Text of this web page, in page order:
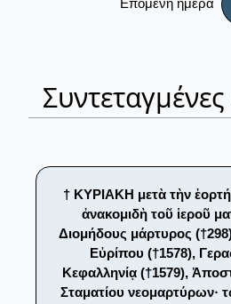
Επόμενη ημέρα
† ΚΥΡΙΑΚΗ μετὰ τὴν
ἀνακομιδὴ τοῦ ἱεροῦ
Διομήδους μάρτυρος
Εὐρίπου (†1578),
Κεφαλληνίᾳ (†1579),
Σταματίου νεομαρτύρων·